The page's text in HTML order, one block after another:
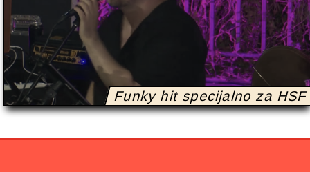
Funky hit specijalno za HSF